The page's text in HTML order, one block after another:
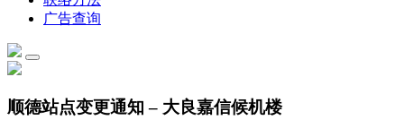
广告查询
顺德站点变更通知 – 大良嘉信候机楼